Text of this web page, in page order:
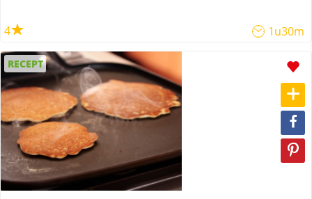
4 1u30m
RECEPT